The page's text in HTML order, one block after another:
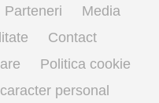
Parteneri
Media
Contact
Politica cookie
personal